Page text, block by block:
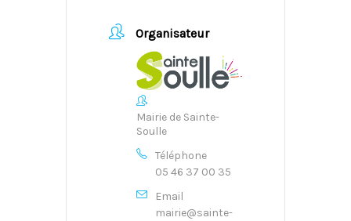
Organisateur
Mairie de Sainte-
Soulle
Téléphone
05 46 37 00 35
Email
mairie@sainte-